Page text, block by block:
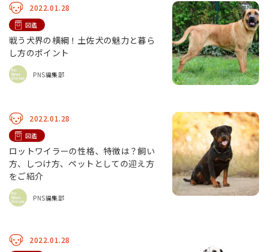
2022.01.28
図鑑
戦う犬界の横綱！土佐犬の魅力と暮ら
し方のポイント
PNS編集部
2022.01.28
図鑑
ロットワイラーの性格、特徴は？飼い
方、しつけ方、ペットとしての迎え方
をご紹介
PNS編集部
2022.01.28